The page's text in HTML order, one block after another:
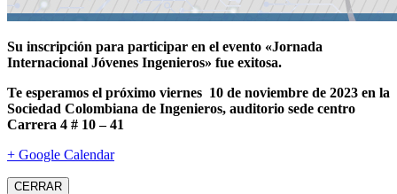
Su inscripción para participar en el evento «Jornada
Internacional Jóvenes Ingenieros» fue exitosa.
Te esperamos el próximo viernes 10 de noviembre de 2023 en la
Sociedad Colombiana de Ingenieros, auditorio sede centro
Carrera 4 # 10 – 41
+ Google Calendar
CERRAR